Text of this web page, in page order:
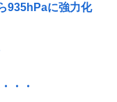
935hPaに強力化
・・